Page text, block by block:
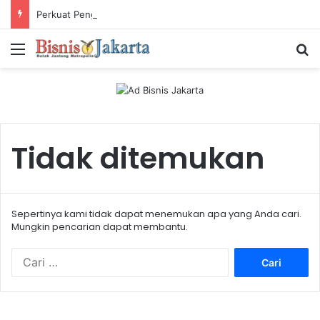
Menu
Tidak ditemukan
Sepertinya kami tidak dapat menemukan apa yang Anda cari.
Mungkin pencarian dapat membantu.